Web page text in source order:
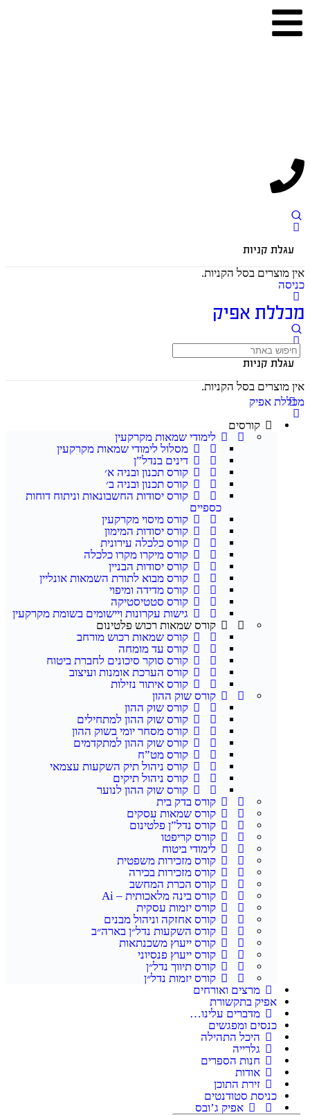
עגלת קניות
אין מוצרים בסל הקניות.
כניסה
מכללת אפיק
עגלת קניות
אין מוצרים בסל הקניות.
מכללת אפיק
קורסים
לימודי שמאות מקרקעין
מסלול לימודי שמאות מקרקעין
דינים בנדל”ן
קורס תכנון ובניה א׳
קורס תכנון ובניה ב׳
קורס יסודות החשבונאות וניתוח דוחות
כספיים
קורס מיסוי מקרקעין
קורס יסודות המימון
קורס כלכלה עירונית
קורס מיקרו מקרו כלכלה
קורס יסודות הבניין
קורס מבוא לתורת השמאות אונליין
קורס מדידה ומיפוי
קורס סטטיסטיקה
גישות עקרונות ויישומים בשומת מקרקעין
קורס שמאות רכוש פלטינום
קורס שמאות רכוש מורחב
קורס עד מומחה
קורס סוקר סיכונים לחברת ביטוח
קורס הערכת אומנות ועיצוב
קורס איתור נזילות
קורס שוק ההון
קורס שוק ההון
קורס שוק ההון למתחילים
קורס מסחר יומי בשוק ההון
קורס שוק ההון למתקדמים
קורס מט”ח
קורס ניהול תיק השקעות עצמאי
קורס ניהול תיקים
קורס שוק ההון לנוער
קורס בדק בית
קורס שמאות עסקים
קורס נדל”ן פלטינום
קורס קריפטו
לימודי ביטוח
קורס מזכירות משפטית
קורס מזכירות בכירה
קורס הכרת המחשב
קורס בינה מלאכותית – Ai
קורס יזמות עסקית
קורס אחזקה וניהול מבנים
קורס השקעות נדל״ן בארה״ב
קורס ייעוץ משכנתאות
קורס ייעוץ פנסיוני
קורס תיווך נדל״ן
קורס יזמות נדל״ן
מרצים ואורחים
אפיק בתקשורת
מדברים עלינו…
כנסים ומפגשים
היכל התהילה
גלרייה
חנות הספרים
אודות
זירת התוכן
כניסת סטודנטים
אפיק ג’ובס